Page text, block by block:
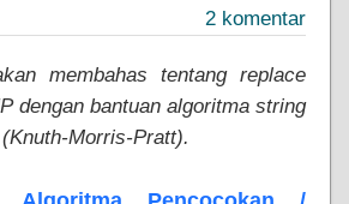
2 komentar
membahas tentang replace
dengan bantuan algoritma string
Morris-Pratt).